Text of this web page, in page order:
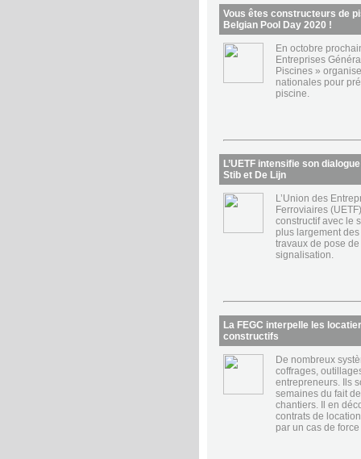
Vous êtes constructeurs de
Belgian Pool Day 2020 !
En octobre
Entreprises
Piscines »
nationales pour
piscine.
L’UETF intensifie son
Stib et De Lijn
L’Union des
Ferroviaires
constructif avec le
plus largement
travaux de pose
signalisation.
La FEGC interpelle les
constructifs
De nombreux
coffrages,
entrepreneurs. Ils
semaines du fait
chantiers. Il en
contrats de
par un cas de